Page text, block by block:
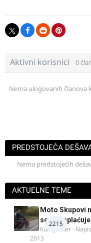
Aktivni korisnici 0
Nema ulogovanih članova
PREDSTOJEĆA
Nema predstojećih
AKTUELNE TEME
2215
Moto Skupovi
se ne
Kum_Mixer ·
2013